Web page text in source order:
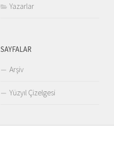
Yazarlar
SAYFALAR
Arşiv
Yüzyıl Çizelgesi